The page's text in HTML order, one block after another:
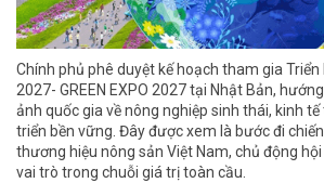
Chính phủ phê duyệt kế hoạch tham gia
2027- GREEN EXPO 2027 tại Nhật Bản,
ảnh quốc gia về nông nghiệp sinh thái, kinh
triển bền vững. Đây được xem là bước đi
thương hiệu nông sản Việt Nam, chủ động
vai trò trong chuỗi giá trị toàn cầu.